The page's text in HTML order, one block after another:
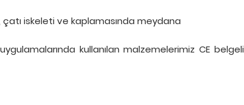
iskeleti ve kaplamasında meydana
kullanılan malzemelerimiz CE belgeli